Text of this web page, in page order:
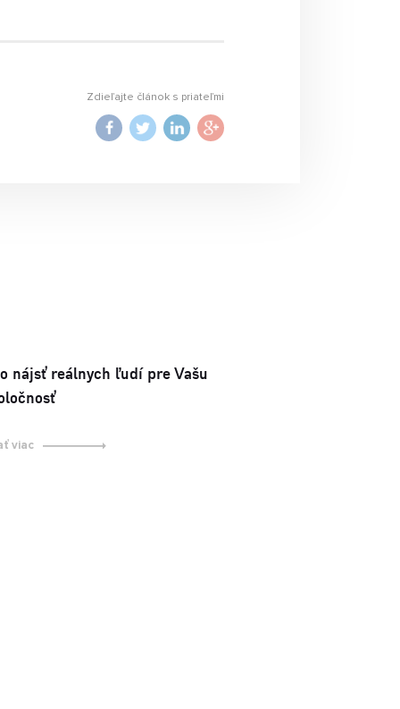
Zdieľajte článok s priateľmi
nájsť reálnych ľudí pre Vašu
viac